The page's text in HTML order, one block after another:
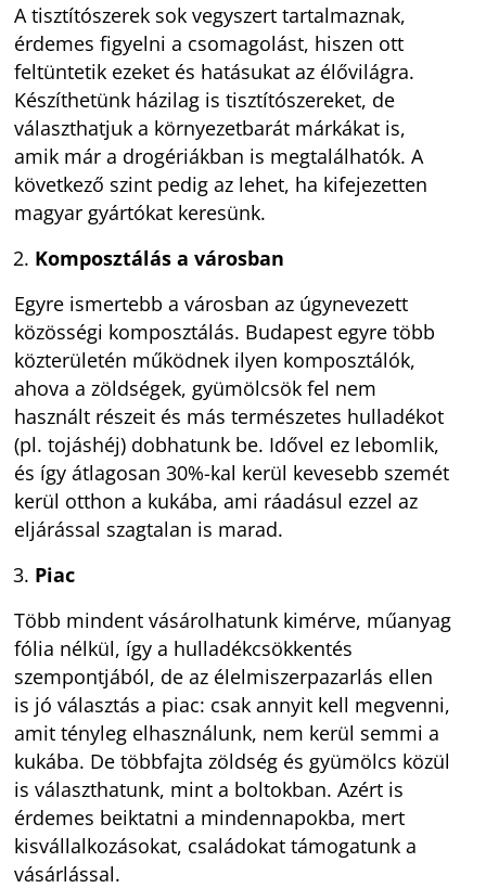
A tisztítószerek sok vegyszert tartalmaznak,
érdemes figyelni a csomagolást, hiszen ott
feltüntetik ezeket és hatásukat az élővilágra.
Készíthetünk házilag is tisztítószereket, de
választhatjuk a környezetbarát márkákat is,
amik már a drogériákban is megtalálhatók. A
következő szint pedig az lehet, ha kifejezetten
magyar gyártókat keresünk.
Komposztálás a városban
Egyre ismertebb a városban az úgynevezett
közösségi komposztálás. Budapest egyre több
közterületén működnek ilyen komposztálók,
ahova a zöldségek, gyümölcsök fel nem
használt részeit és más természetes hulladékot
(pl. tojáshéj) dobhatunk be. Idővel ez lebomlik,
és így átlagosan 30%-kal kerül kevesebb szemét
kerül otthon a kukába, ami ráadásul ezzel az
eljárással szagtalan is marad.
Piac
Több mindent vásárolhatunk kimérve, műanyag
fólia nélkül, így a hulladékcsökkentés
szempontjából, de az élelmiszerpazarlás ellen
is jó választás a piac: csak annyit kell megvenni,
amit tényleg elhasználunk, nem kerül semmi a
kukába. De többfajta zöldség és gyümölcs közül
is választhatunk, mint a boltokban. Azért is
érdemes beiktatni a mindennapokba, mert
kisvállalkozásokat, családokat támogatunk a
vásárlással.